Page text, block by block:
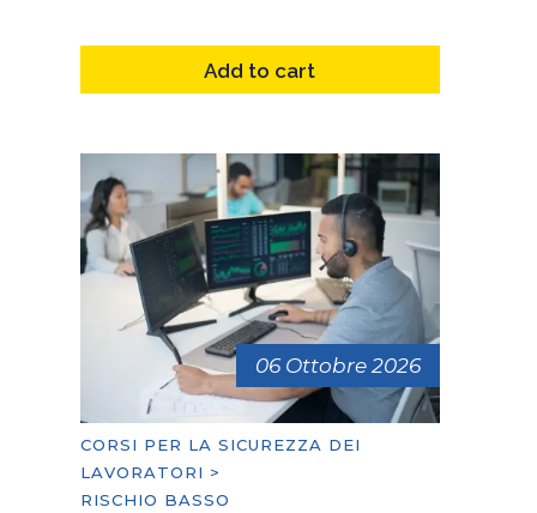
Add to cart
06 Ottobre 2026
CORSI PER LA SICUREZZA DEI
LAVORATORI >
RISCHIO BASSO